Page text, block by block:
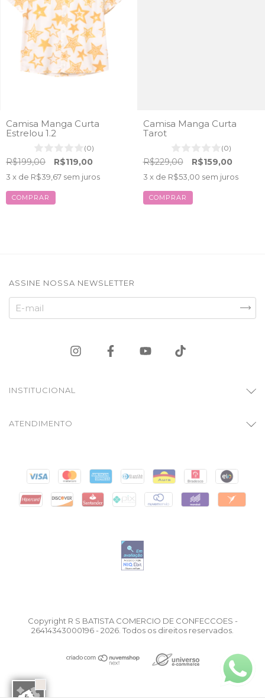
Camisa Manga Curta
Estrelou 1.2
(0)
R$199,00 R$119,00
3 x de R$39,67 sem juros
COMPRAR
Camisa Manga Curta
Tarot
(0)
R$229,00 R$159,00
3 x de R$53,00 sem juros
COMPRAR
ASSINE NOSSA NEWSLETTER
INSTITUCIONAL
ATENDIMENTO
Copyright R S BATISTA COMERCIO DE CONFECCOES -
26414343000196 - 2026. Todos os direitos reservados.